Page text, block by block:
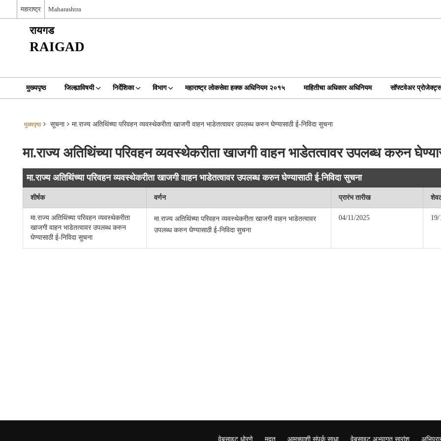
महाराष्ट्र Maharashtra
रायगड
RAIGAD
मुख्यपृष्ठ जिल्ह्याविषयी निर्देशिका विभाग महाराष्ट्र लोकसेवा हक्क अधिनियम २०१५ माहितीचा अधिकार अधिनियम सॉफ्टवेअर प्रोजेक्ट्स
मुख्यपृष्ठ सूचना मा.राज्य अतिथिंच्या परिवहन व्यवस्थेकरीता खाजगी वाहन भाडेतत्वावर उपलब्ध करुन घेण्यासाठी ई-निविदा सुचना
मा.राज्य अतिथिंच्या परिवहन व्यवस्थेकरीता खाजगी वाहन भाडेतत्वावर उपलब्ध करुन
मा.राज्य अतिथिंच्या परिवहन व्यवस्थेकरीता खाजगी वाहन भाडेतत्वावर उपलब्ध करुन घेण्यासाठी ई-निविदा सुचना
शीर्षक वर्णन प्रारंभ तारीख
मा.राज्य अतिथिंच्या परिवहन व्यवस्थेकरीता
खाजगी वाहन भाडेतत्वावर उपलब्ध करुन
घेण्यासाठी ई-निविदा सुचना
मा.राज्य अतिथिंच्या परिवहन व्यवस्थेकरीता खाजगी वाहन भाडेतत्वावर
उपलब्ध करुन घेण्यासाठी ई-निविदा सुचना
04/11/2025 19/
वेबसाइट धोरणे मदत आमच्याशी संपर्क साधा वेबसाइट अभ्यागत सारांश